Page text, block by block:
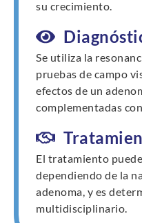
su crecimiento.
Se utiliza la
pruebas de campo
efectos de un
complementadas
El tratamiento
dependiendo de la
adenoma, y es
multidisciplinario.